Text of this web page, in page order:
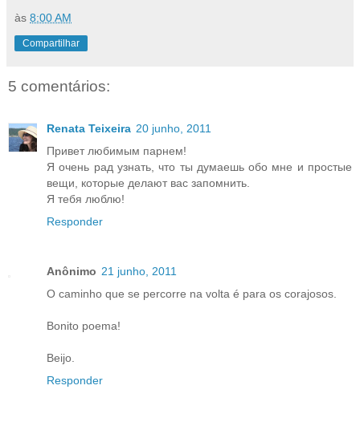
às 8:00 AM
Compartilhar
5 comentários:
Renata Teixeira 20 junho, 2011
Привет любимым парнем!
Я очень рад узнать, что ты думаешь обо мне и простые
вещи, которые делают вас запомнить.
Я тебя люблю!
Responder
Anônimo 21 junho, 2011
O caminho que se percorre na volta é para os corajosos.
Bonito poema!
Beijo.
Responder